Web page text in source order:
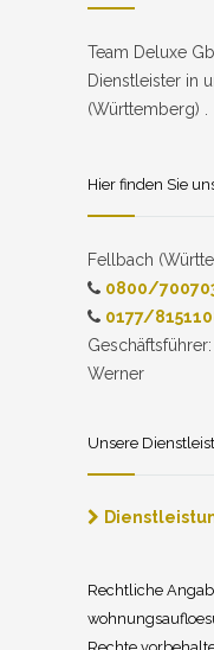
Team Deluxe
Dienstleister in
(Württemberg) .
Hier finden Sie
Fellbach
0800/
0177/
Werner
Unsere
Rechtliche